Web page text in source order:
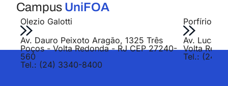
Campus UniFOA
Olezio Galotti
Av. Dauro Peixoto Aragão, 1325 Três
Poços - Volta Redonda - RJ CEP 27240-
560
Tel.: (24) 3340-8400
Porfírio
Av. Lucas
Volta
Tel.: (24)